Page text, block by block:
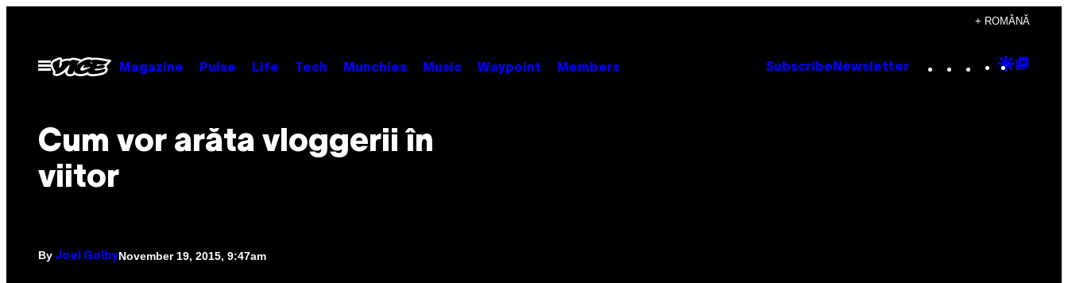
content
+ ROMÂNĂ
Open
Menu
Magazine Pulse Life Tech Munchies Music Waypoint Members Subscribe Newsletter Instagram
TikTok
YouTube
Google
Cum vor arăta vloggerii în
viitor
By Joel GolbyNovember 19, 2015, 9:47am